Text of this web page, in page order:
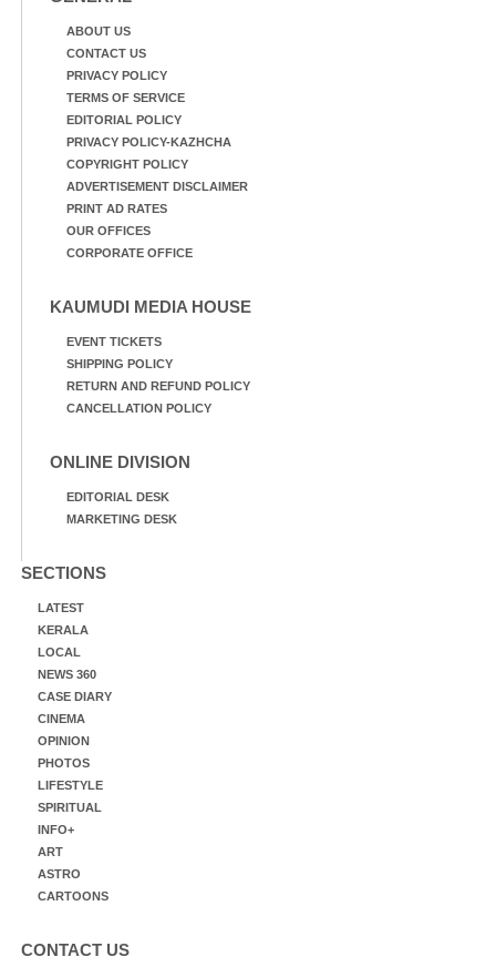
ABOUT US
CONTACT US
PRIVACY POLICY
TERMS OF SERVICE
EDITORIAL POLICY
PRIVACY POLICY-KAZHCHA
COPYRIGHT POLICY
ADVERTISEMENT DISCLAIMER
PRINT AD RATES
OUR OFFICES
CORPORATE OFFICE
KAUMUDI MEDIA HOUSE
EVENT TICKETS
SHIPPING POLICY
RETURN AND REFUND POLICY
CANCELLATION POLICY
ONLINE DIVISION
EDITORIAL DESK
MARKETING DESK
SECTIONS
LATEST
KERALA
LOCAL
NEWS 360
CASE DIARY
CINEMA
OPINION
PHOTOS
LIFESTYLE
SPIRITUAL
INFO+
ART
ASTRO
CARTOONS
CONTACT US